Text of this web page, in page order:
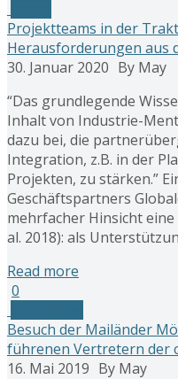
Projektteams in der
Herausforderungen aus
30. Januar 2020 By May
“Das grundlegende
Inhalt von Industrie-
dazu bei, die
Integration, z.B. in der
Projekten, zu stärken.”
Geschäftspartners
mehrfacher Hinsicht
al. 2018): als
Read more
0
Besuch der Mailänder
führenen Vertretern der
16. Mai 2019 By May